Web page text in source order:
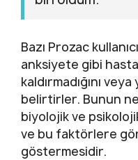
Bazı Prozac
anksiyete gibi
kaldırmadığını
belirtirler. Bunun
biyolojik ve
ve bu faktörlere
göstermesidir.